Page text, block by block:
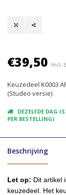
€39,50 Incl.
Keuzedeel K0003
(Studeo versie)
DEZELFDE DAG
PER BESTELLING)
Beschrijving
Let op: Dit artikel
keuzedeel. Het